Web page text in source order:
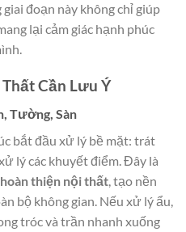
đoạn này không chỉ giúp
lại cảm giác hạnh phúc
Cần Lưu Ý
Tường, Sàn
bắt đầu xử lý bề mặt: trát
lý các khuyết điểm. Đây là
hoàn thiện nội thất, tạo nền
bộ không gian. Nếu xử lý ẩu,
tróc và trần nhanh xuống